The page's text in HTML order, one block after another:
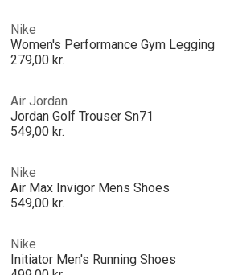
Nike
Women's Performance Gym Legging
279,00 kr.
Air Jordan
Jordan Golf Trouser Sn71
549,00 kr.
Nike
Air Max Invigor Mens Shoes
549,00 kr.
Nike
Initiator Men's Running Shoes